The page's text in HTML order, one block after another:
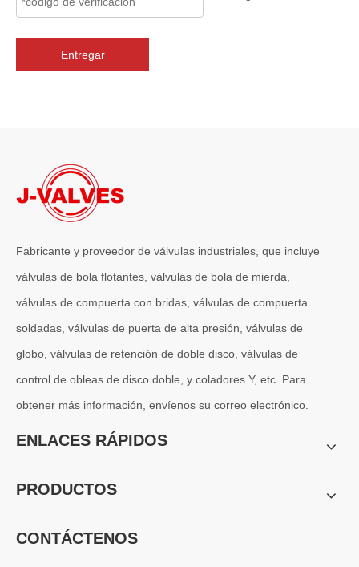
J-VALVES fabrica válvulas de compuerta WCB de gran
2026-07-04
En sistemas de tuberías criogénicas y de baja temperatura, los
Entregar
Fabricante y proveedor de válvulas industriales, que incluye
válvulas de bola flotantes, válvulas de bola de mierda,
válvulas de compuerta con bridas, válvulas de compuerta
soldadas, válvulas de puerta de alta presión, válvulas de
globo, válvulas de retención de doble disco, válvulas de
control de obleas de disco doble, y coladores Y, etc. Para
obtener más información, envíenos su correo electrónico.
ENLACES RÁPIDOS
PRODUCTOS
CONTÁCTENOS